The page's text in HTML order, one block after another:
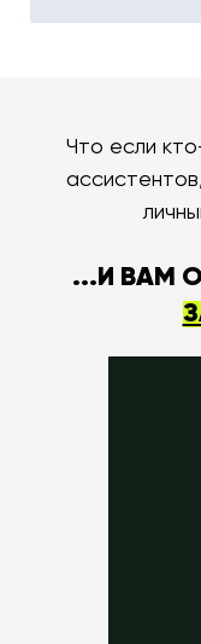
Что если
...И ВАМ